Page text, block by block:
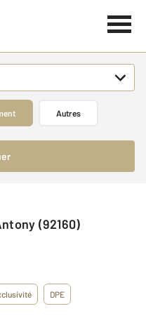
Autres
(92160)
DPE